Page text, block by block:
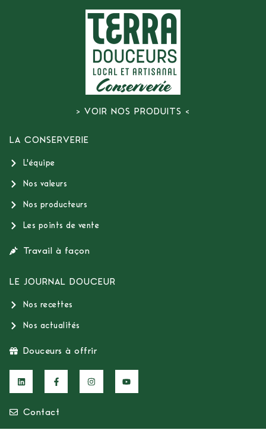
> VOIR NOS PRODUITS <
LA CONSERVERIE
L'équipe
Nos valeurs
Nos producteurs
Les points de vente
Travail à façon
LE JOURNAL DOUCEUR
Nos recettes
Nos actualités
Douceurs à offrir
Contact